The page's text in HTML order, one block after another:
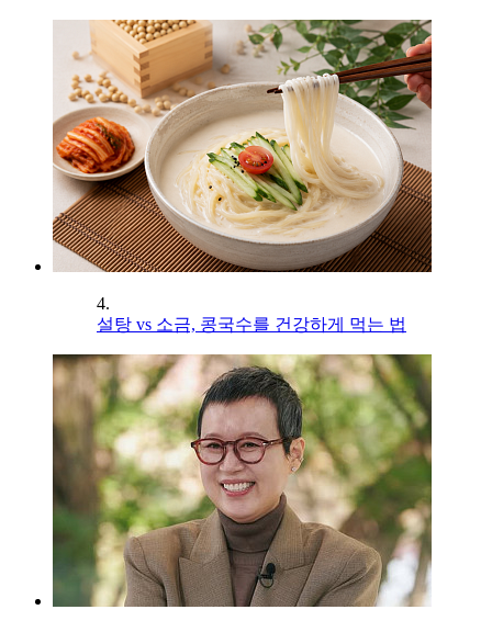
4.
설탕 vs 소금, 콩국수를 건강하게 먹는 법